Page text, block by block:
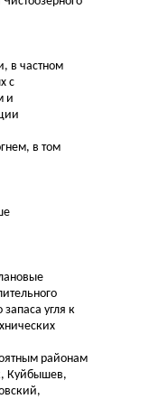
в частном
с
и
в том
угля к
районам
Куйбышев,